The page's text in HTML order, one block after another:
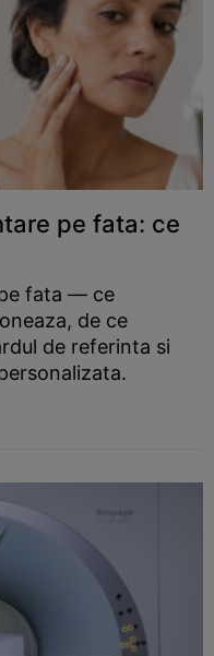
pe fata: ce
fata — ce
de ce
de referinta si